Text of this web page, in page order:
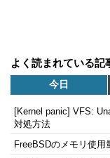
よく読まれている記
今日
[Kernel panic] VFS:
対処方法
FreeBSDのメモリ使用